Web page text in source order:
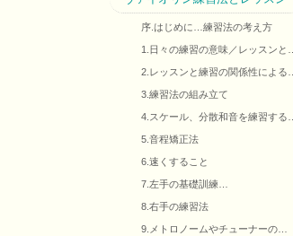
序.はじめに…練習法の考え方
1.日々の練習の意味／レッスンと…
2.レッスンと練習の関係性による…
3.練習法の組み立て
4.スケール、分散和音を練習する…
5.音程矯正法
6.速くすること
7.左手の基礎訓練…
8.右手の練習法
9.メトロノームやチューナーの…